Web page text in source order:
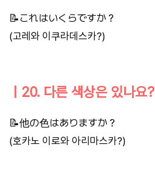
📝これはいくらですか？
(고레와 이쿠라데스카?)
ㅣ20. 다른 색상은 있나요?
📝他の色はありますか？
(호카노 이로와 아리마스카?)